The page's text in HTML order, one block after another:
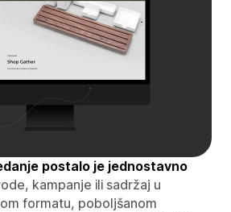
postalo je jednostavno
kampanje ili sadržaj u
formatu, poboljšanom